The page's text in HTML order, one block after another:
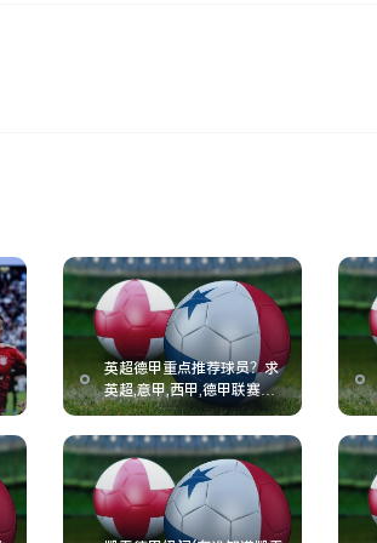
英超德甲重点推荐球员？求
英超,意甲,西甲,德甲联赛球
员转会转入转出一览